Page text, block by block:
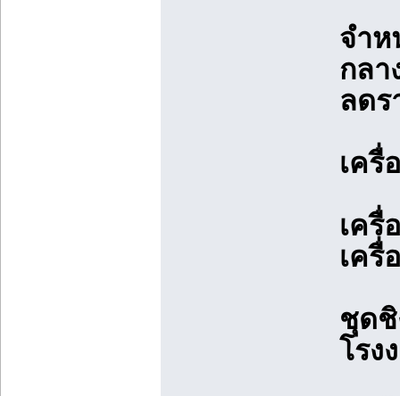
จำห
กลา
ลดร
เครื่
เครื่
เครื่
ชุดชิ
โรง